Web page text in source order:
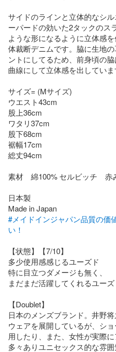
サイドのラインと立体的なシ
ーパードの効いた2タックのス
ような形になるように立体感
体裁断デニムです。脇に生地
ントにしてるため、前身頃の
曲線にして立体感を出していま
サイズ= (Mサイズ)
ウエスト43cm
股上36cm
ワタリ37cm
股下68cm
裾幅17cm
総丈94cm
素材　綿100% セルビッチ　赤
日本製
#メイドインジャパン品質の価
い！
【状態】【7/10】
多少使用感感じるユーズド
特に目立つダメージも無く、
まだまだ活躍してくれるユーズ
【Doublet】
日本のメンズブランド。井野
ウェアを展開しているが、シ
用したり、また、女性が実際
多々ありユニセックス的な雰